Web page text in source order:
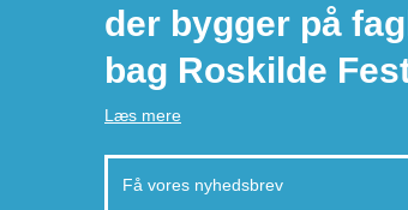
der bygger på
bag Roskilde
Læs mere